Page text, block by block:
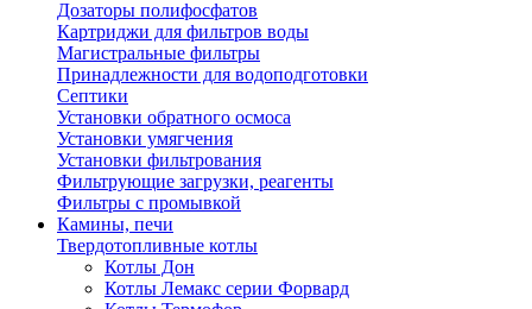
Дозаторы полифосфатов
Картриджи для фильтров воды
Магистральные фильтры
Принадлежности для водоподготовки
Септики
Установки обратного осмоса
Установки умягчения
Установки фильтрования
Фильтрующие загрузки, реагенты
Фильтры с промывкой
Камины, печи
Твердотопливные котлы
Котлы Дон
Котлы Лемакс серии Форвард